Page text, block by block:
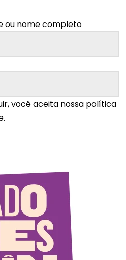
ou nome completo
você aceita nossa política